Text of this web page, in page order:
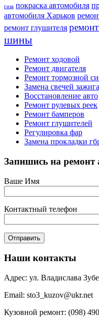
газа покраска автомобиля
автомобиля Харьков
ремонт глушителя
шины
Ремонт ходовой
Ремонт двигателя
Ремонт тормозной
Замена свечей
Восстановление авто
Ремонт рулевых реек
Ремонт бамперов
Ремонт глушителей
Регулировка фар
Замена прокладки
Запишись на ремонт
Ваше Имя
Контактный телефон
Наши контакты
Адрес: ул. Владислава
Email: sto3_kuzov@ukr.net
Кузовной ремонт: (098)